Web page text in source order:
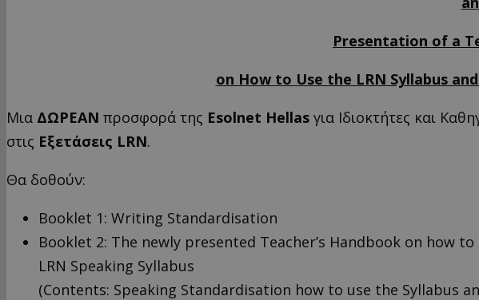
Presentation of a
on How to Use the LRN Syllabus
Μια ΔΩΡΕΑΝ προσφορά της Esolnet Hellas για Ιδιοκτήτες και
στις Εξετάσεις LRN.
Θα δοθούν:
Booklet 1: Writing Standardisation
Booklet 2: The newly presented Teacher’s Handbook on how to
LRN Speaking Syllabus
(Contents: Speaking Standardisation how to use the Syllabus